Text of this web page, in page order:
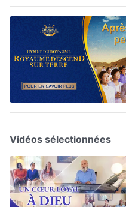
Vidéos sélectionnées